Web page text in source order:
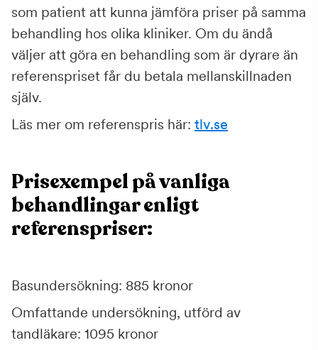
som patient att kunna jämföra priser på samma
behandling hos olika kliniker. Om du ändå
väljer att göra en behandling som är dyrare än
referenspriset får du betala mellanskillnaden
själv.
Läs mer om referenspris här: tlv.se
Prisexempel på vanliga
behandlingar enligt
referenspriser:
Basundersökning: 885 kronor
Omfattande undersökning, utförd av
tandläkare: 1095 kronor